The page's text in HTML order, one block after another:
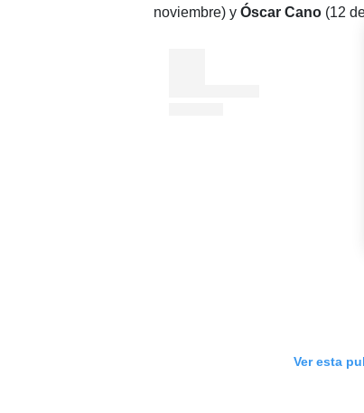
noviembre) y Óscar Cano(12
Ver esta